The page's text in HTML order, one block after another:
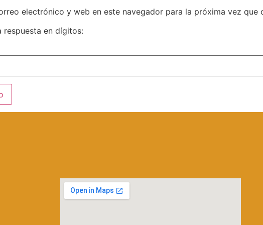
electrónico y web en este navegador para la próxima vez que
respuesta en dígitos: